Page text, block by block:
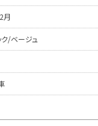
月
ク/ベージュ